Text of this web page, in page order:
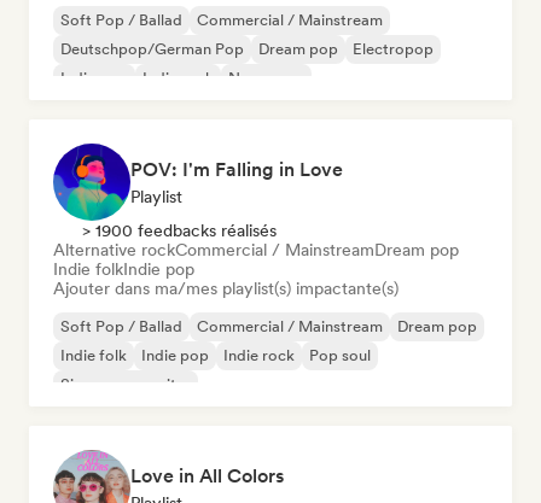
Soft Pop / Ballad
Commercial / Mainstream
Deutschpop/German Pop
Dream pop
Electropop
Indie pop
Indie rock New wave
POV: I'm Falling in Love
Playlist
> 1900 feedbacks réalisés
Alternative rockCommercial / MainstreamDream pop
Indie folkIndie pop
Ajouter dans ma/mes playlist(s) impactante(s)
Soft Pop / Ballad Commercial / Mainstream
Dream pop
Indie folk
Indie pop Indie rock
Pop soul
Singer-songwriter
Love in All Colors